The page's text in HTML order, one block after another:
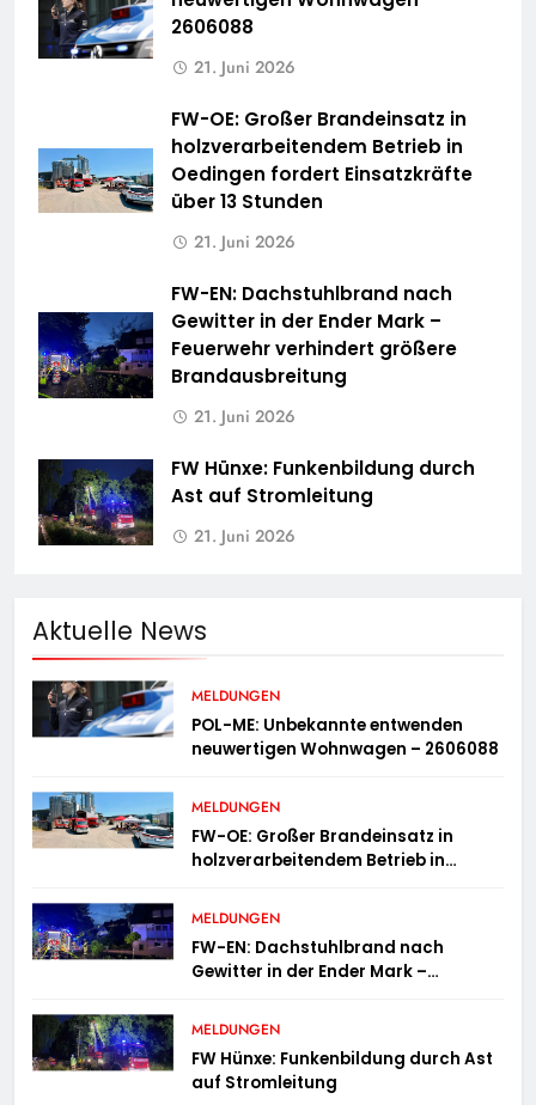
2606088
21. Juni 2026
FW-OE: Großer Brandeinsatz in
holzverarbeitendem Betrieb in
Oedingen fordert Einsatzkräfte
über 13 Stunden
21. Juni 2026
FW-EN: Dachstuhlbrand nach
Gewitter in der Ender Mark –
Feuerwehr verhindert größere
Brandausbreitung
21. Juni 2026
FW Hünxe: Funkenbildung durch
Ast auf Stromleitung
21. Juni 2026
Aktuelle News
MELDUNGEN
POL-ME: Unbekannte entwenden
neuwertigen Wohnwagen – 2606088
MELDUNGEN
FW-OE: Großer Brandeinsatz in
holzverarbeitendem Betrieb in
13 Stunden
MELDUNGEN
FW-EN: Dachstuhlbrand nach
Gewitter in der Ender Mark –
Brandausbreitung
MELDUNGEN
FW Hünxe: Funkenbildung durch Ast
auf Stromleitung